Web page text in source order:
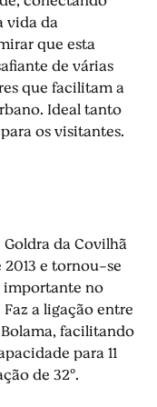
vida da
que esta
de várias
que facilitam a
Ideal tanto
os visitantes.
da Covilhã
e tornou-se
no
a ligação entre
facilitando
para 11
de 32º.